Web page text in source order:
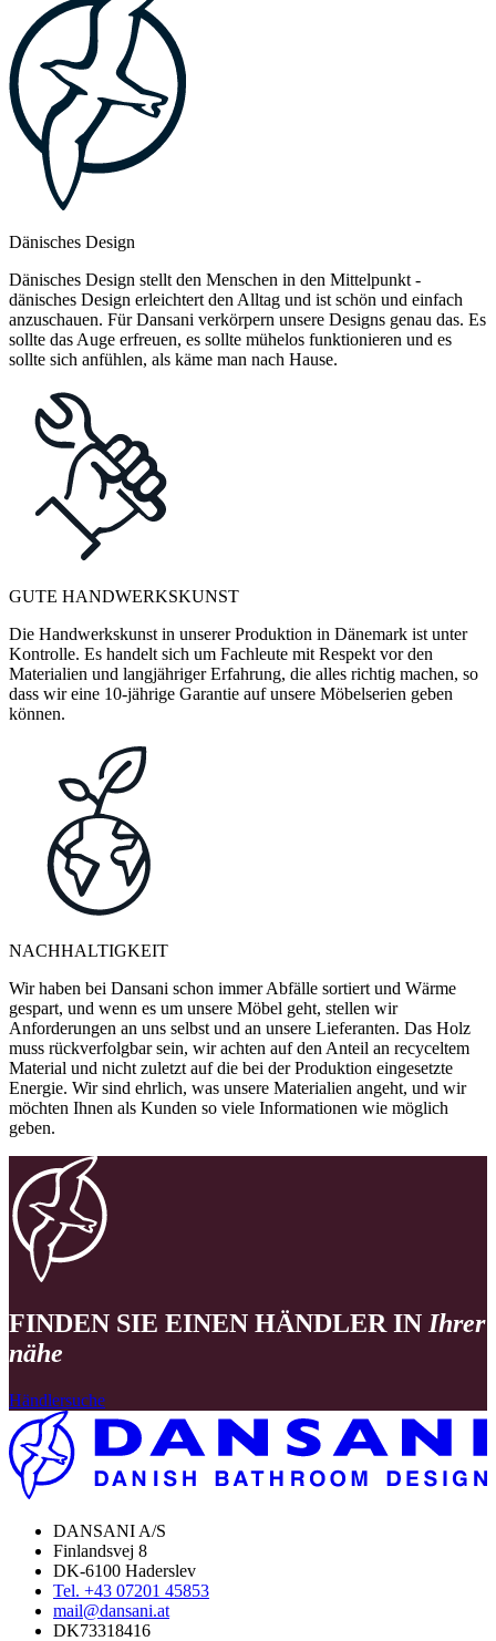
Dänisches Design
Dänisches Design stellt den Menschen in den Mittelpunkt -
dänisches Design erleichtert den Alltag und ist schön und einfach
anzuschauen. Für Dansani verkörpern unsere Designs genau das. Es
sollte das Auge erfreuen, es sollte mühelos funktionieren und es
sollte sich anfühlen, als käme man nach Hause.
GUTE HANDWERKSKUNST
Die Handwerkskunst in unserer Produktion in Dänemark ist unter
Kontrolle. Es handelt sich um Fachleute mit Respekt vor den
Materialien und langjähriger Erfahrung, die alles richtig machen, so
dass wir eine 10-jährige Garantie auf unsere Möbelserien geben
können.
NACHHALTIGKEIT
Wir haben bei Dansani schon immer Abfälle sortiert und Wärme
gespart, und wenn es um unsere Möbel geht, stellen wir
Anforderungen an uns selbst und an unsere Lieferanten. Das Holz
muss rückverfolgbar sein, wir achten auf den Anteil an recyceltem
Material und nicht zuletzt auf die bei der Produktion eingesetzte
Energie. Wir sind ehrlich, was unsere Materialien angeht, und wir
möchten Ihnen als Kunden so viele Informationen wie möglich
geben.
FINDEN SIE EINEN HÄNDLER IN Ihrer
nähe
Händlersuche
DANSANI A/S
Finlandsvej 8
DK-6100 Haderslev
Tel. +43 07201 45853
mail@dansani.at
DK73318416